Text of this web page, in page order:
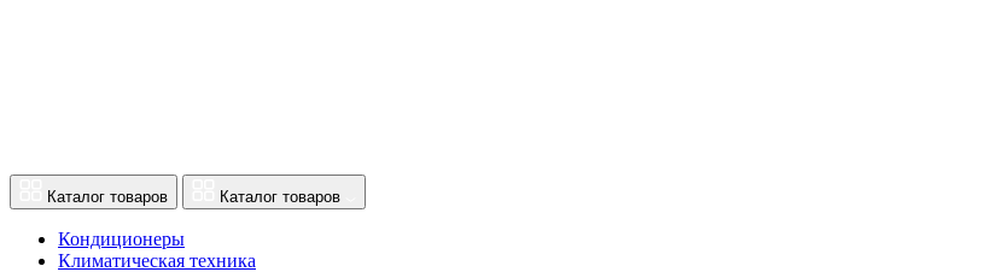
Каталог товаров Каталог товаров
Кондиционеры
Климатическая техника